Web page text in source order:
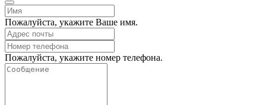
Пожалуйста, укажите Ваше имя.
Пожалуйста, укажите номер телефона.